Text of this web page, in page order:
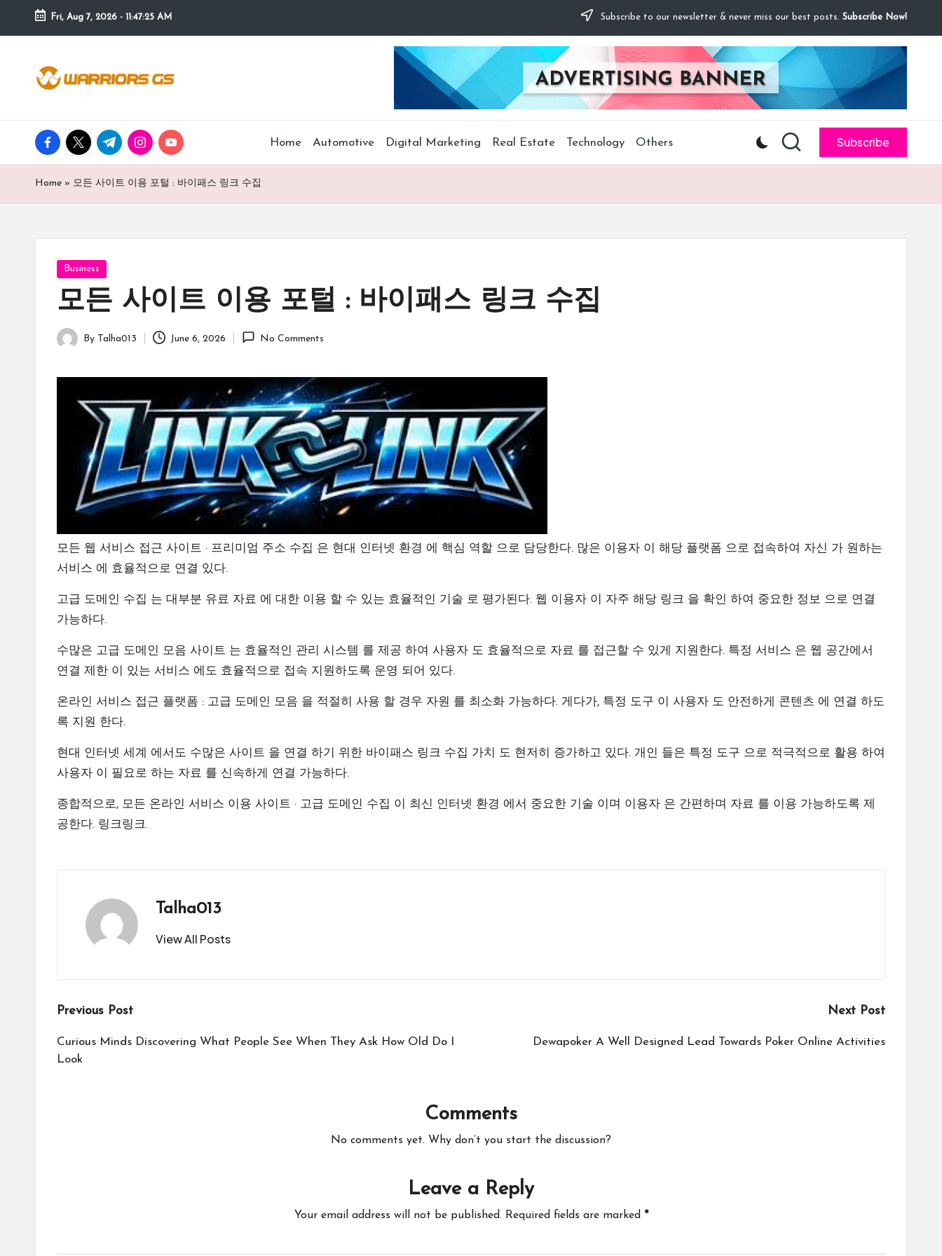
Skip
content
Fri, Aug 7, 2026 - 11:47:25 AM Subscribe to our newsletter & never miss our best posts. Subscribe Now!
facebook.com
twitter.com
t.me instagram.com
youtube.com Home Automotive Digital Marketing Real Estate Technology Others Subscribe
Home » 모든 사이트 이용 포털 : 바이패스 링크 수집
Posted
Business
모든 사이트 이용 포털 : 바이패스 링크 수집
Posted
By Talha013 June 6, 2026 No Comments
모든 웹 서비스 접근 사이트 · 프리미엄 주소 수집 은 현대 인터넷 환경 에 핵심 역할 으로 담당한다. 많은 이용자 이 해당 플랫폼 으로 접속하여 자신 가 원하는
서비스 에 효율적으로 연결 있다.
고급 도메인 수집 는 대부분 유료 자료 에 대한 이용 할 수 있는 효율적인 기술 로 평가된다. 웹 이용자 이 자주 해당 링크 을 확인 하여 중요한 정보 으로 연결
가능하다.
수많은 고급 도메인 모음 사이트 는 효율적인 관리 시스템 를 제공 하여 사용자 도 효율적으로 자료 를 접근할 수 있게 지원한다. 특정 서비스 은 웹 공간에서
연결 제한 이 있는 서비스 에도 효율적으로 접속 지원하도록 운영 되어 있다.
온라인 서비스 접근 플랫폼 : 고급 도메인 모음 을 적절히 사용 할 경우 자원 를 최소화 가능하다. 게다가, 특정 도구 이 사용자 도 안전하게 콘텐츠 에 연결 하도
록 지원 한다.
현대 인터넷 세계 에서도 수많은 사이트 을 연결 하기 위한 바이패스 링크 수집 가치 도 현저히 증가하고 있다. 개인 들은 특정 도구 으로 적극적으로 활용 하여
사용자 이 필요로 하는 자료 를 신속하게 연결 가능하다.
종합적으로, 모든 온라인 서비스 이용 사이트 · 고급 도메인 수집 이 최신 인터넷 환경 에서 중요한 기술 이며 이용자 은 간편하며 자료 를 이용 가능하도록 제
공한다. 링크링크.
Talha013
View All Posts
Post
navigation
Previous Post
Curious Minds Discovering What People See When They Ask How Old Do I
Look
Next Post
Dewapoker A Well Designed Lead Towards Poker Online Activities
Comments
No comments yet. Why don’t you start the discussion?
Leave a Reply
Your email address will not be published. Required fields are marked *